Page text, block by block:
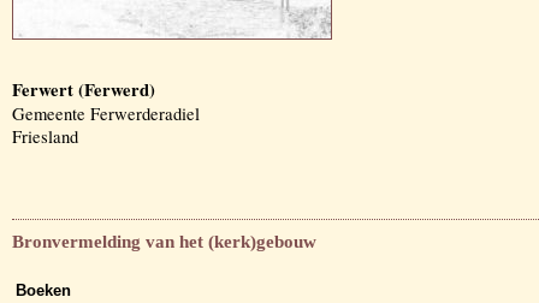
Ferwert (Ferwerd)
Gemeente Ferwerderadiel
Friesland
Bronvermelding van het (kerk)gebouw
Boeken